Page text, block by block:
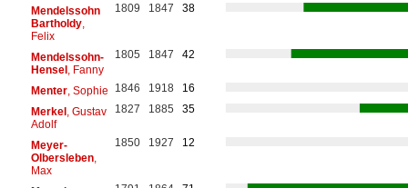
Mendelssohn
Bartholdy,
Felix
1809 1847 38
Mendelssohn-
Hensel, Fanny
1805 1847 42
Menter, Sophie 1846 1918
16
Merkel, Gustav
Adolf
1827 1885 35
Meyer-
Olbersleben,
Max
1850 1927 12